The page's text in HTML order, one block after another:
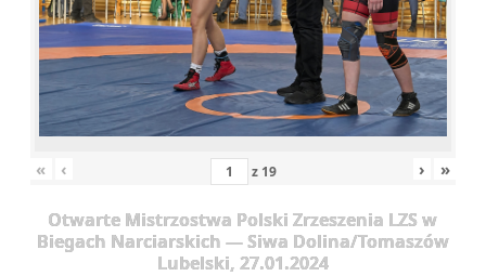
« ‹ z 19 › »
Otwarte Mistrzostwa Polski Zrzeszenia LZS w
Biegach Narciarskich — Siwa Dolina/Tomaszów
Lubelski, 27.01.2024